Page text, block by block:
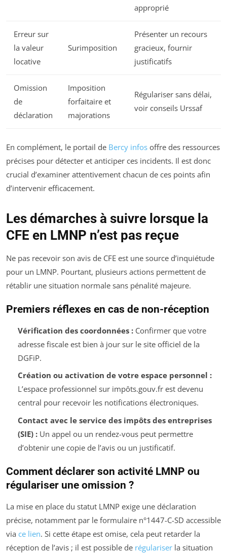
approprié
Erreur sur
la valeur
locative
Surimposition
Présenter un recours
gracieux, fournir
justificatifs
Omission
de
déclaration
Imposition
forfaitaire et
majorations
Régulariser sans délai,
voir conseils Urssaf
En complément, le portail de Bercy infos offre des ressources
précises pour détecter et anticiper ces incidents. Il est donc
crucial d’examiner attentivement chacun de ces points afin
d’intervenir efficacement.
Les démarches à suivre lorsque la
CFE en LMNP n’est pas reçue
Ne pas recevoir son avis de CFE est une source d’inquiétude
pour un LMNP. Pourtant, plusieurs actions permettent de
rétablir une situation normale sans pénalité majeure.
Premiers réflexes en cas de non-réception
Vérification des coordonnées :Confirmer que votre
adresse fiscale est bien à jour sur le site officiel de la
DGFiP.
Création ou activation de votre espace personnel :
L’espace professionnel sur impôts.gouv.fr est devenu
central pour recevoir les notifications électroniques.
Contact avec le service des impôts des entreprises
(SIE) :Un appel ou un rendez-vous peut permettre
d’obtenir une copie de l’avis ou un justificatif.
Comment déclarer son activité LMNP ou
régulariser une omission ?
La mise en place du statut LMNP exige une déclaration
précise, notamment par le formulaire n°1447-C-SD accessible
via ce lien. Si cette étape est omise, cela peut retarder la
réception de l’avis ; il est possible de régulariser la situation